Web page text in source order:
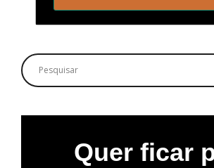
Quer ficar